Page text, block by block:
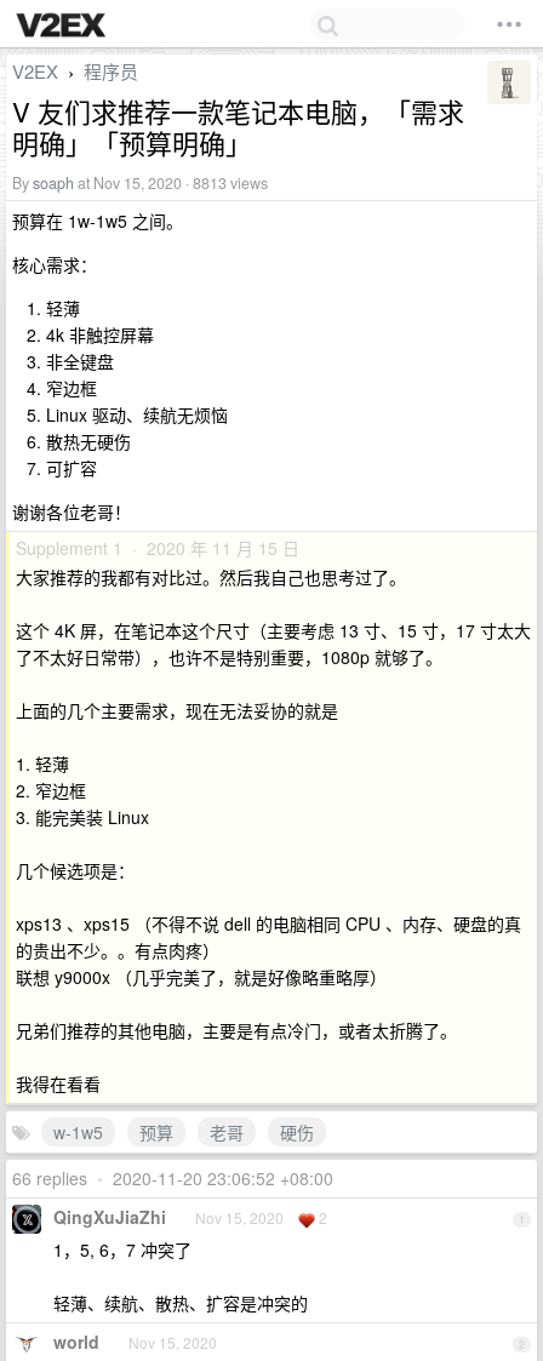
V2EX › 程序员
V 友们求推荐一款笔记本电脑，「需求
明确」「预算明确」
Bysoaph at Nov 15, 2020 · 8813 views
预算在 1w-1w5 之间。
核心需求：
轻薄
4k 非触控屏幕
非全键盘
窄边框
Linux 驱动、续航无烦恼
散热无硬伤
可扩容
谢谢各位老哥！
Supplement 1 · 2020 年 11 月 15 日
大家推荐的我都有对比过。然后我自己也思考过了。
这个 4K 屏，在笔记本这个尺寸（主要考虑 13 寸、15 寸，17 寸太大
了不太好日常带），也许不是特别重要，1080p 就够了。
上面的几个主要需求，现在无法妥协的就是
1. 轻薄
2. 窄边框
3. 能完美装 Linux
几个候选项是：
xps13 、xps15 （不得不说 dell 的电脑相同 CPU 、内存、硬盘的真
的贵出不少。。有点肉疼）
联想 y9000x （几乎完美了，就是好像略重略厚）
兄弟们推荐的其他电脑，主要是有点冷门，或者太折腾了。
我得在看看
w-1w5
预算 老哥
硬伤
66 replies • 2020-11-20 23:06:52 +08:00
1
QingXuJiaZhi Nov 15, 2020 2
1，5, 6，7 冲突了
轻薄、续航、散热、扩容是冲突的
2
world Nov 15, 2020